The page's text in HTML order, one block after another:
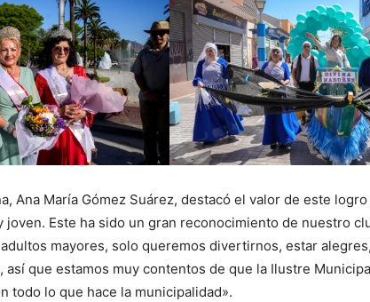
Ana María Gómez Suárez, destacó el valor de este
joven. Este ha sido un gran reconocimiento de nuestro
mayores, solo queremos divertirnos, estar
así que estamos muy contentos de que la Ilustre
todo lo que hace la municipalidad».